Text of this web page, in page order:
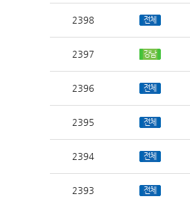
2398 전체
2397 강남
2396 전체
2395 전체
2394 전체
2393 전체